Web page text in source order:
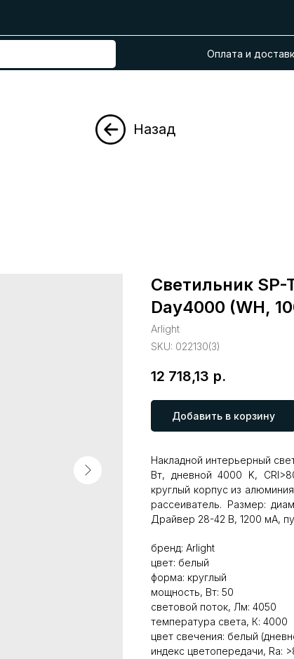
Оплата и
Назад
Светильник SP-
Day4000 (WH,
Arlight
SKU: 022130(3)
12 718,13 р.
Добавить в корзину
Накладной интерьерный
Вт, дневной 4000 K,
круглый корпус из
рассеиватель. Размер:
Драйвер 28-42 В, 1200 мА,
бренд: Arlight
цвет: белый
форма: круглый
мощность, Вт: 50
световой поток, Лм: 4050
температура света, К: 4000
цвет свечения: белый
индекс цветопередачи, Ra: